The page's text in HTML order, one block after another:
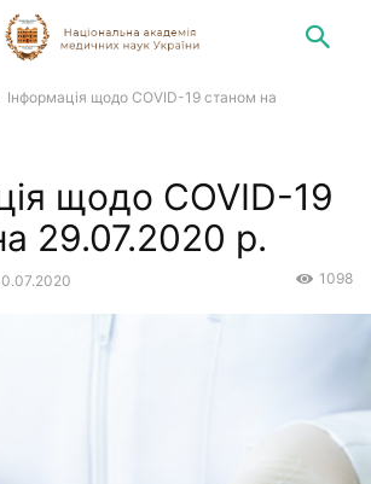
Інформація щодо COVID-19 станом на
щодо COVID-19
29.07.2020 р.
1098